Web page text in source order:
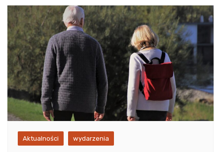
Aktualności wydarzenia